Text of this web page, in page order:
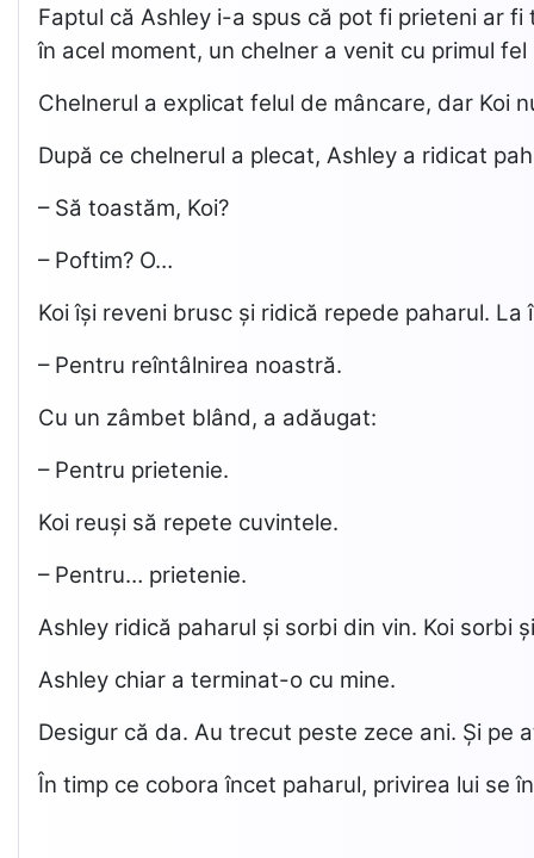
Faptul că Ashley i-a spus că pot fi prieteni ar
în acel moment, un chelner a venit cu primul
Chelnerul a explicat felul de mâncare, dar Koi
După ce chelnerul a plecat, Ashley a ridicat
– Să toastăm, Koi?
– Poftim? O…
Koi își reveni brusc și ridică repede paharul.
– Pentru reîntâlnirea noastră.
Cu un zâmbet blând, a adăugat:
– Pentru prietenie.
Koi reuși să repete cuvintele.
– Pentru… prietenie.
Ashley ridică paharul și sorbi din vin. Koi sorbi
Ashley chiar a terminat-o cu mine.
Desigur că da. Au trecut peste zece ani. Și pe
În timp ce cobora încet paharul, privirea lui se